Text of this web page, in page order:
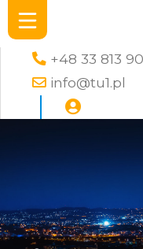
+48 33 813
info@tu1.pl